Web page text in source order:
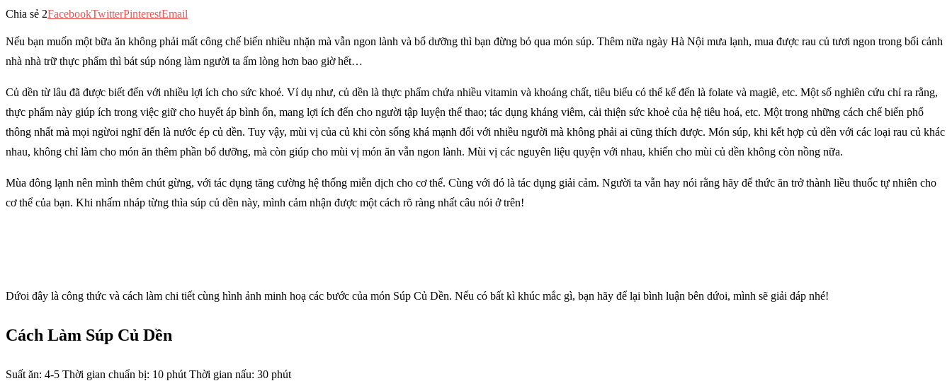
Chia sẻ 2FacebookTwitterPinterestEmail
Nếu bạn muốn một bữa ăn không phải mất công chế biến nhiều nhặn mà vẫn ngon lành và bổ dưỡng thì bạn đừng bỏ qua món súp. Thêm nữa ngày Hà Nội mưa lạnh, mua được rau củ tươi ngon trong bối cảnh
nhà nhà trữ thực phẩm thì bát súp nóng làm người ta ấm lòng hơn bao giờ hết…
Củ dền từ lâu đã được biết đến với nhiều lợi ích cho sức khoẻ. Ví dụ như, củ dền là thực phẩm chứa nhiều vitamin và khoáng chất, tiêu biểu có thể kể đến là folate và magiê, etc. Một số nghiên cứu chỉ ra rằng,
thực phẩm này giúp ích trong việc giữ cho huyết áp bình ổn, mang lợi ích đến cho người tập luyện thể thao; tác dụng kháng viêm, cải thiện sức khoẻ của hệ tiêu hoá, etc. Một trong những cách chế biến phổ
thông nhất mà mọi ngừoi nghĩ đến là nước ép củ dền. Tuy vậy, mùi vị của củ khi còn sống khá mạnh đối với nhiều người mà không phải ai cũng thích được. Món súp, khi kết hợp củ dền với các loại rau củ khác
nhau, không chỉ làm cho món ăn thêm phần bổ dưỡng, mà còn giúp cho mùi vị món ăn vẫn ngon lành. Mùi vị các nguyên liệu quyện với nhau, khiến cho mùi củ dền không còn nồng nữa.
Mùa đông lạnh nên mình thêm chút gừng, với tác dụng tăng cường hệ thống miễn dịch cho cơ thể. Cùng với đó là tác dụng giải cảm. Người ta vẫn hay nói rằng hãy để thức ăn trở thành liều thuốc tự nhiên cho
cơ thể của bạn. Khi nhấm nháp từng thìa súp củ dền này, mình cảm nhận được một cách rõ ràng nhất câu nói ở trên!
Dứoi đây là công thức và cách làm chi tiết cùng hình ảnh minh hoạ các bước của món Súp Củ Dền. Nếu có bất kì khúc mắc gì, bạn hãy để lại bình luận bên dứoi, mình sẽ giải đáp nhé!
Cách Làm Súp Củ Dền
Suất ăn: 4-5 Thời gian chuẩn bị: 10 phút Thời gian nấu: 30 phút